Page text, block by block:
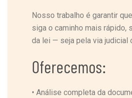
Nosso trabalho é garantir
siga o caminho mais rápido,
da lei — seja pela via judicial
Oferecemos:
• Análise completa da